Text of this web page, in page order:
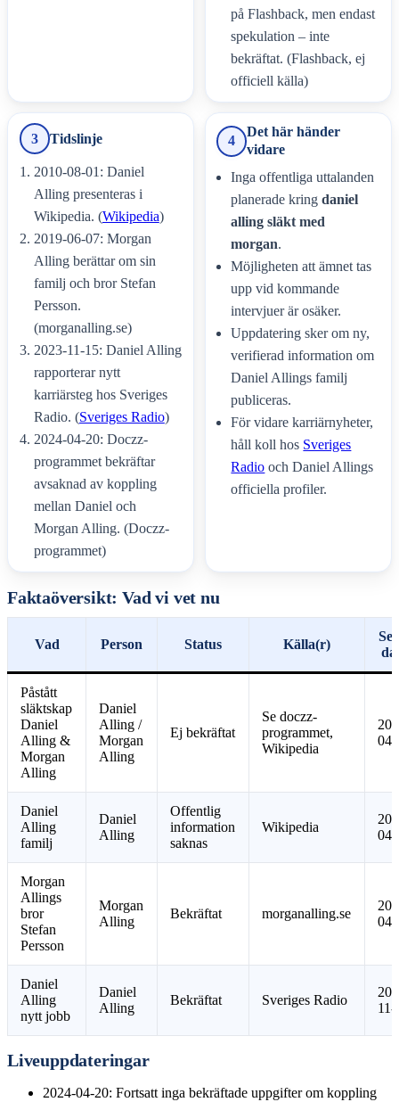
på Flashback, men endast
spekulation – inte
bekräftat. (Flashback, ej
officiell källa)
3 Tidslinje
2010-08-01: Daniel
Alling presenteras i
Wikipedia. (Wikipedia)
2019-06-07: Morgan
Alling berättar om sin
familj och bror Stefan
Persson.
(morganalling.se)
2023-11-15: Daniel Alling
rapporterar nytt
karriärsteg hos Sveriges
Radio. (Sveriges Radio)
2024-04-20: Doczz-
programmet bekräftar
avsaknad av koppling
mellan Daniel och
Morgan Alling. (Doczz-
programmet)
4
Det här händer
vidare
Inga offentliga uttalanden
planerade kringdaniel
alling släkt med
morgan.
Möjligheten att ämnet tas
upp vid kommande
intervjuer är osäker.
Uppdatering sker om ny,
verifierad information om
Daniel Allings familj
publiceras.
För vidare karriärnyheter,
håll koll hos Sveriges
Radio och Daniel Allings
officiella profiler.
Faktaöversikt: Vad vi vet nu
Vad Person Status Källa(r)
Påstått
släktskap
Daniel
Alling &
Morgan
Alling
Daniel
Alling /
Morgan
Alling
Ej bekräftat
Se doczz-
programmet,
Wikipedia
Daniel
Alling
familj
Daniel
Alling
Offentlig
information
saknas
Wikipedia
Morgan
Allings
bror
Stefan
Persson
Morgan
Alling
Bekräftat morganalling.se
Daniel
Alling
nytt jobb
Daniel
Alling
Bekräftat Sveriges Radio
11-
Liveuppdateringar
2024-04-20: Fortsatt inga bekräftade uppgifter om koppling